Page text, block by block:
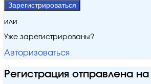
Зарегистрироваться
или
Уже зарегистрированы?
Авторизоваться
Регистрация отправлена